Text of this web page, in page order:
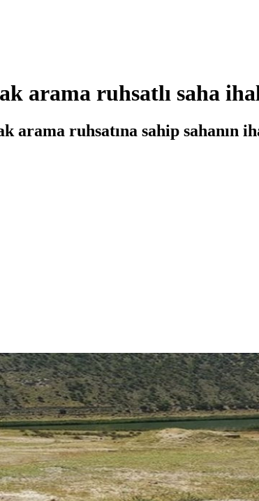
arama ruhsatlı saha
arama ruhsatına sahip sahanın